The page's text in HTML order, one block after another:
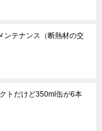
ンテナンス（断熱材の交
トだけど350ml缶が6本